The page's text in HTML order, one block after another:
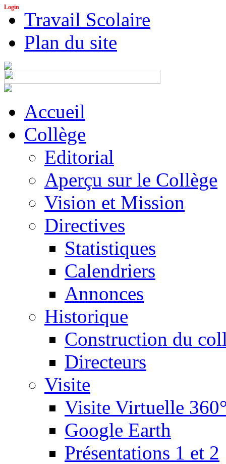
Login
Travail Scolaire
Plan du site
Accueil
Collège
Editorial
Aperçu sur le Collège
Vision et Mission
Directives
Statistiques
Calendriers
Annonces
Historique
Construction du
Directeurs
Visite
Visite Virtuelle
Google Earth
Présentations 1 et 2